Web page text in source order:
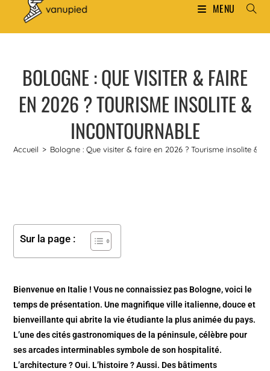
MENU
BOLOGNE : QUE VISITER & FAIRE
EN 2026 ? TOURISME INSOLITE &
INCONTOURNABLE
Accueil > Bologne : Que visiter & faire en 2026 ? Tourisme insolite &
Sur la page :
Bienvenue en Italie ! Vous ne connaissiez pas Bologne, voici le
temps de présentation. Une magnifique ville italienne, douce et
bienveillante qui abrite la vie étudiante la plus animée du pays.
L’une des cités gastronomiques de la péninsule, célèbre pour
ses arcades interminables symbole de son hospitalité.
L’architecture ? Oui. L’histoire ? Aussi. Des bâtiments